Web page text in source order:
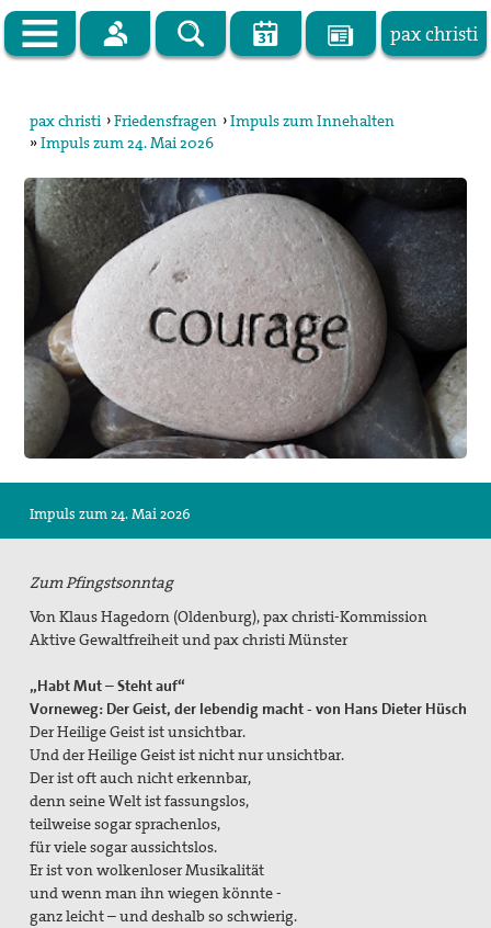
pax christi
pax christi Deutsche Sektion
Vor Ort
Themen
Kampagnen
Publikationen
Facebook
Kontakt
Impressum
Suche
pax christi ›Friedensfragen ›Impuls zum Innehalten
»Impuls zum 24. Mai 2026
Impuls zum 24. Mai 2026
Zum Pfingstsonntag
Von Klaus Hagedorn (Oldenburg), pax christi-Kommission
Aktive Gewaltfreiheit und pax christi Münster
„Habt Mut – Steht auf“
Vorneweg: Der Geist, der lebendig macht - von Hans Dieter Hüsch
Der Heilige Geist ist unsichtbar.
Und der Heilige Geist ist nicht nur unsichtbar.
Der ist oft auch nicht erkennbar,
denn seine Welt ist fassungslos,
teilweise sogar sprachenlos,
für viele sogar aussichtslos.
Er ist von wolkenloser Musikalität
und wenn man ihn wiegen könnte -
ganz leicht – und deshalb so schwierig.